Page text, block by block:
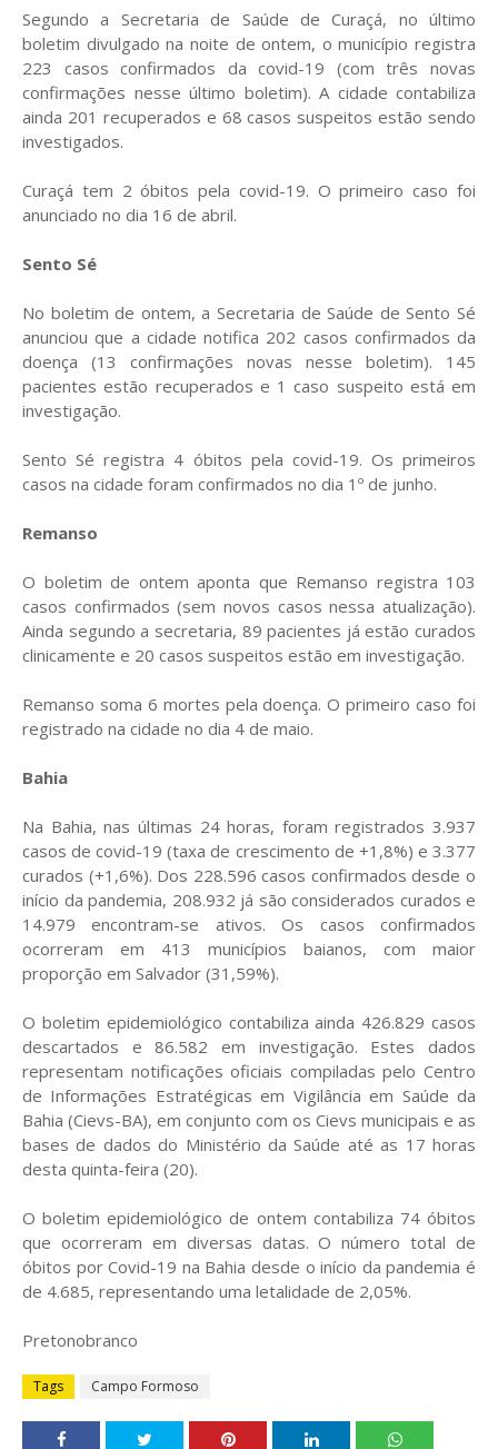
Segundo a Secretaria de Saúde de Curaçá, no último
boletim divulgado na noite de ontem, o município registra
223 casos confirmados da covid-19 (com três novas
confirmações nesse último boletim). A cidade contabiliza
ainda 201 recuperados e 68 casos suspeitos estão sendo
investigados.
Curaçá tem 2 óbitos pela covid-19. O primeiro caso foi
anunciado no dia 16 de abril.
Sento Sé
No boletim de ontem, a Secretaria de Saúde de Sento Sé
anunciou que a cidade notifica 202 casos confirmados da
doença (13 confirmações novas nesse boletim). 145
pacientes estão recuperados e 1 caso suspeito está em
investigação.
Sento Sé registra 4 óbitos pela covid-19. Os primeiros
casos na cidade foram confirmados no dia 1º de junho.
Remanso
O boletim de ontem aponta que Remanso registra 103
casos confirmados (sem novos casos nessa atualização).
Ainda segundo a secretaria, 89 pacientes já estão curados
clinicamente e 20 casos suspeitos estão em investigação.
Remanso soma 6 mortes pela doença. O primeiro caso foi
registrado na cidade no dia 4 de maio.
Bahia
Na Bahia, nas últimas 24 horas, foram registrados 3.937
casos de covid-19 (taxa de crescimento de +1,8%) e 3.377
curados (+1,6%). Dos 228.596 casos confirmados desde o
início da pandemia, 208.932 já são considerados curados e
14.979 encontram-se ativos. Os casos confirmados
ocorreram em 413 municípios baianos, com maior
proporção em Salvador (31,59%).
O boletim epidemiológico contabiliza ainda 426.829 casos
descartados e 86.582 em investigação. Estes dados
representam notificações oficiais compiladas pelo Centro
de Informações Estratégicas em Vigilância em Saúde da
Bahia (Cievs-BA), em conjunto com os Cievs municipais e as
bases de dados do Ministério da Saúde até as 17 horas
desta quinta-feira (20).
O boletim epidemiológico de ontem contabiliza 74 óbitos
que ocorreram em diversas datas. O número total de
óbitos por Covid-19 na Bahia desde o início da pandemia é
de 4.685, representando uma letalidade de 2,05%.
Pretonobranco
Tags Campo Formoso